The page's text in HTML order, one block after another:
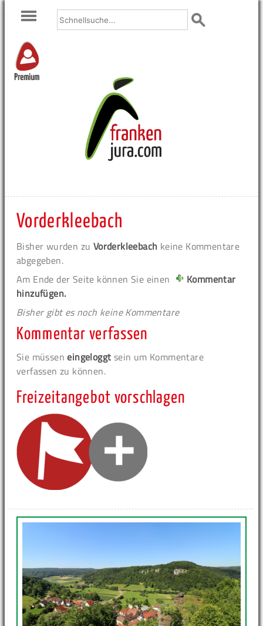
Premium
Vorderkleebach
Bisher wurden zu Vorderkleebach keine Kommentare
abgegeben.
Am Ende der Seite können Sie einen
Kommentar
hinzufügen.
Bisher gibt es noch keine Kommentare
Kommentar verfassen
Sie müsseneingeloggt sein um Kommentare
verfassen zu können.
Freizeitangebot vorschlagen